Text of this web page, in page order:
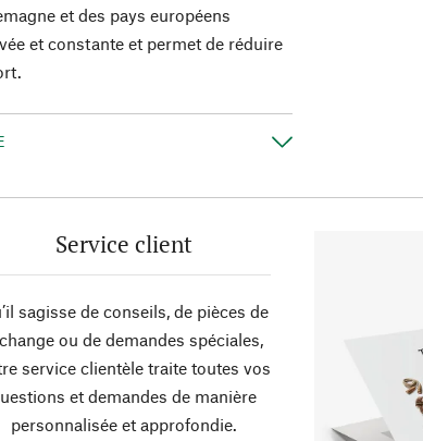
et des pays européens
et constante et permet de réduire
Service client
sagisse de conseils, de pièces de
ou de demandes spéciales,
service clientèle traite toutes vos
et demandes de manière
personnalisée et approfondie.